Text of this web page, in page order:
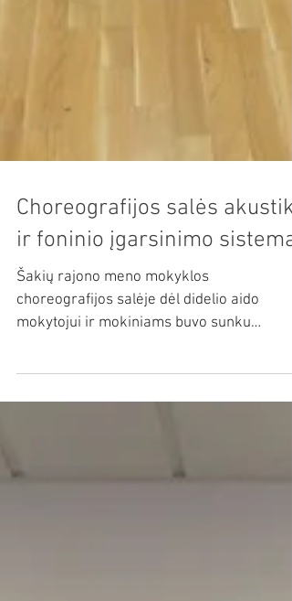
Choreografijos salės akustika
ir foninio įgarsinimo sistema
Šakių rajono meno mokyklos
mokytojui ir mokiniams buvo sunku
susikalbėti. Megasonus čia atliko...